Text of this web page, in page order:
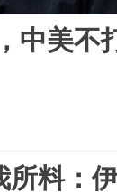
中美不
所料：